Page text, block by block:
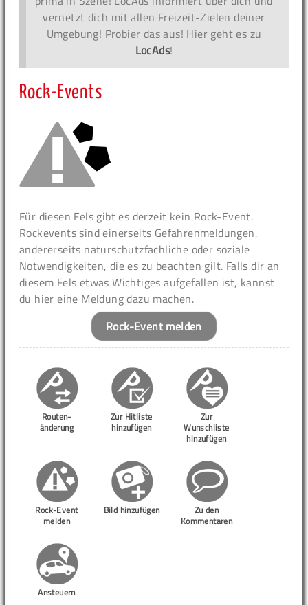
vernetzt dich mit allen Freizeit-Zielen deiner
Umgebung! Probier das aus! Hier geht es zu
LocAds!
Rock-Events
Für diesen Fels gibt es derzeit kein Rock-Event.
Rockevents sind einerseits Gefahrenmeldungen,
andererseits naturschutzfachliche oder soziale
Notwendigkeiten, die es zu beachten gilt. Falls dir an
diesem Fels etwas Wichtiges aufgefallen ist, kannst
du hier eine Meldung dazu machen.
Rock-Event melden
Routen-
änderung
Zur Hitliste
hinzufügen
Zur
Wunschliste
hinzufügen
Rock-Event
melden
Bild hinzufügen
Zu den
Kommentaren
Ansteuern